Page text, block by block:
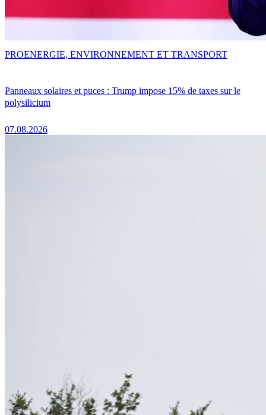
Panneaux solaires et puces : Trump impose 15% de taxes sur le
polysilicium
07.08.2026
PROENERGIE, ENVIRONNEMENT ET TRANSPORT